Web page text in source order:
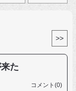
>>
た
コメント(0)